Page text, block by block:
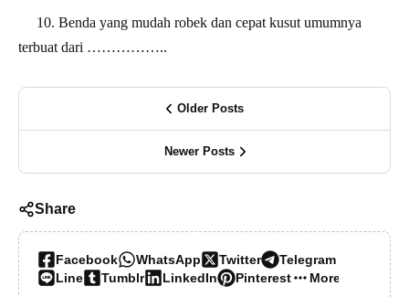
10. Benda yang mudah robek dan cepat kusut umumnya
terbuat dari ……………..
Older Posts
Newer Posts
Share
Facebook WhatsApp Twitter
Telegram
Line
Tumblr LinkedIn Pinterest More…